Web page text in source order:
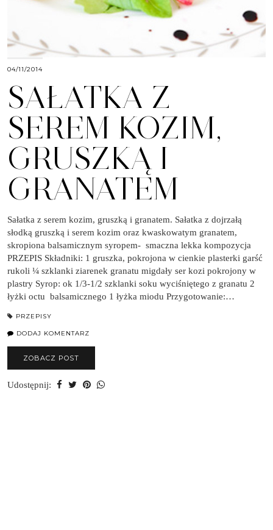
04/11/2014
SAŁATKA Z
SEREM KOZIM,
GRUSZKĄ I
GRANATEM
Sałatka z serem kozim, gruszką i granatem. Sałatka z dojrzałą
słodką gruszką i serem kozim oraz kwaskowatym granatem,
skropiona balsamicznym syropem- smaczna lekka kompozycja
PRZEPIS Składniki: 1 gruszka, pokrojona w cienkie plasterki garść
rukoli ¼ szklanki ziarenek granatu migdały ser kozi pokrojony w
plastry Syrop: ok 1/3-1/2 szklanki soku wyciśniętego z granatu 2
łyżki octu balsamicznego 1 łyżka miodu Przygotowanie:…
PRZEPISY
DODAJ KOMENTARZ
ZOBACZ POST
Udostępnij: